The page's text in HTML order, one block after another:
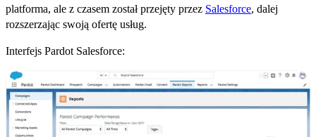
platforma, ale z czasem został przejęty przez Salesforce, dalej
rozszerzając swoją ofertę usług.
Interfejs Pardot Salesforce: